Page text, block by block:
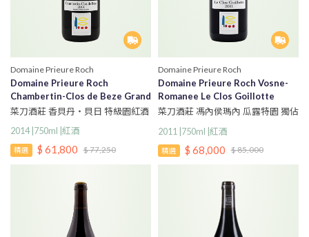
Domaine Prieure Roch
Domaine Prieure Roch
Chambertin-Clos de Beze Grand
Cru
菜刀酒莊 香貝丹・貝日 特級園紅酒
2014 |750ml |紅酒
精選 $ 61,800 $ 77,250
Domaine Prieure Roch
Domaine Prieure Roch Vosne-
Romanee Le Clos Goillotte
Monopole
菜刀酒莊 馮內侯瑪內 瓜露特園 獨佔
園紅酒
2011 |750ml |紅酒
精選 $ 68,000 $ 85,000